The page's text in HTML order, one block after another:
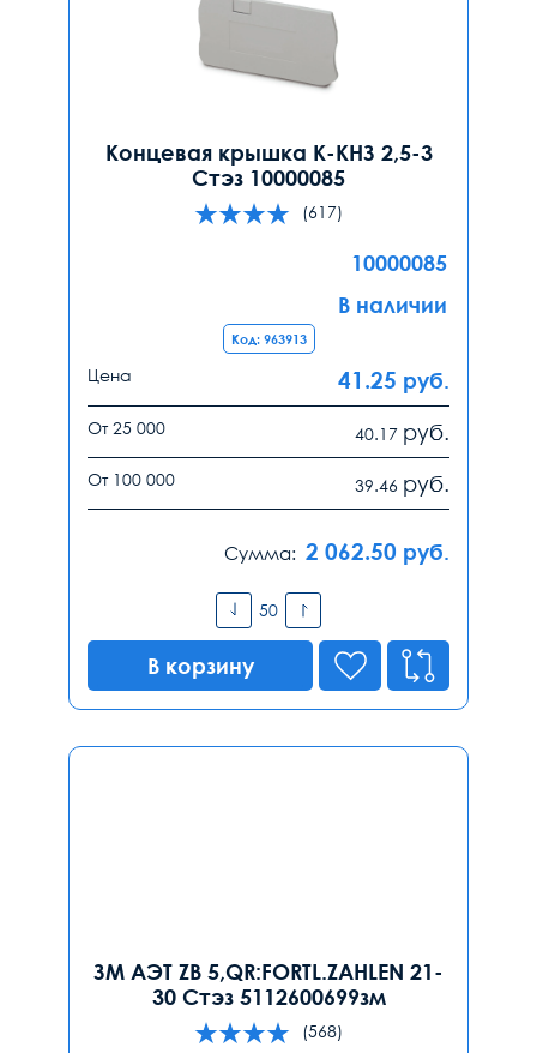
Концевая крышка К-КНЗ 2,5-3
Стэз 10000085
(617)
10000085
В наличии
Код: 963913
Цена 41.25 руб.
От 25 000 40.17 руб.
От 100 000 39.46 руб.
Сумма: 2 062.50 руб.
В корзину
ЗМ АЭТ ZB 5,QR:FORTL.ZAHLEN 21-
30 Стэз 5112600699зм
(568)